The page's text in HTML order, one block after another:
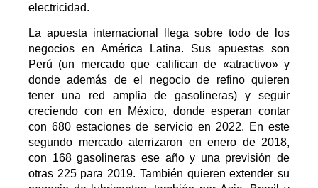
electricidad.
La apuesta internacional llega sobre todo de los
negocios en América Latina. Sus apuestas son
Perú (un mercado que califican de «atractivo» y
donde además de el negocio de refino quieren
tener una red amplia de gasolineras) y seguir
creciendo con en México, donde esperan contar
con 680 estaciones de servicio en 2022. En este
segundo mercado aterrizaron en enero de 2018,
con 168 gasolineras ese año y una previsión de
otras 225 para 2019. También quieren extender su